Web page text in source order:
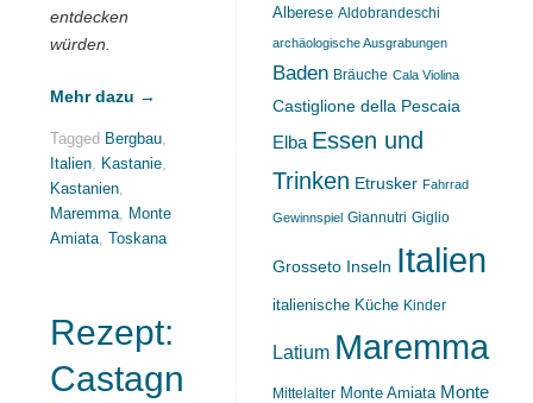
entdecken
würden.
Mehr dazu →
Tagged Bergbau,
Italien, Kastanie,
Kastanien,
Maremma, Monte
Amiata, Toskana
Rezept:
Castagnaccio,
Alberese Aldobrandeschi
archäologische Ausgrabungen
Baden Bräuche Cala Violina
Castiglione della Pescaia
Elba Essen und
Trinken Etrusker Fahrrad
Gewinnspiel Giannutri Giglio
Grosseto Inseln Italien
italienische Küche Kinder
Latium Maremma
Mittelalter Monte Amiata Monte